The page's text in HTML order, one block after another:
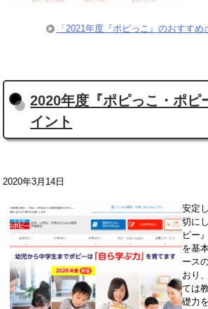
「2021年度『ポピっこ』のおすす
2020年度『ポピっこ・ポピ
イント
2020年3月14日
安定
切に
ピー
を基
ース
おり
ては
礎力